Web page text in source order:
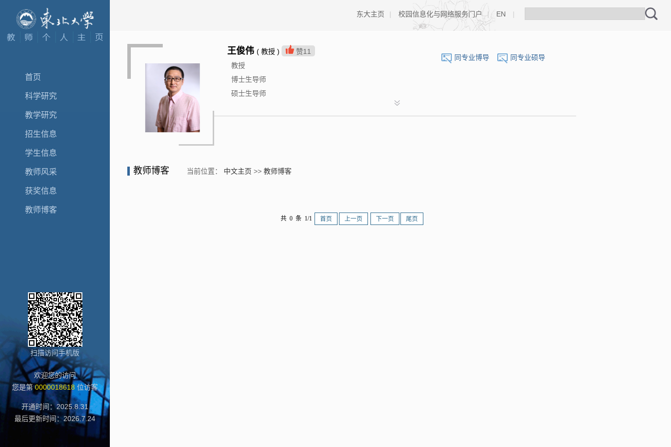
首页
科学研究
教学研究
招生信息
学生信息
教师风采
获奖信息
教师博客
扫描访问手机版
欢迎您的访问
您是第0000018618 位访客
开通时间：2025.8.31
最后更新时间：2026.7.24
东大主页 | 校园信息化与网络服务门户 | EN |
同专业博导 同专业硕导
王俊伟 ( 教授 ) 赞11
教授
博士生导师
硕士生导师
教师博客 当前位置： 中文主页 >> 教师博客
共 0 条 1/1 首页 上一页 下一页 尾页